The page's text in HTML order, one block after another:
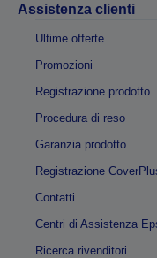
Assistenza clienti
Ultime offerte
Promozioni
Registrazione prodotto
Procedura di reso
Garanzia prodotto
Registrazione
Contatti
Centri di Assistenza
Ricerca rivenditori